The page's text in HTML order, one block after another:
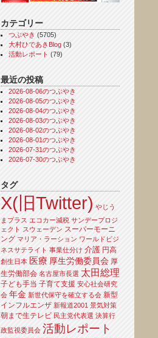
カテゴリー
つぶやき (5705)
大村ひであきBlog (3)
活動レポート (79)
最近の投稿
2026-08-06のつぶやき
2026-08-05のつぶやき
2026-08-04のつぶやき
2026-08-03のつぶやき
2026-08-02のつぶやき
2026-08-01のつぶやき
2026-07-31のつぶやき
2026-07-30のつぶやき
タグ
X(旧Twitter) やじう
まプラス エコカー減税 サンデープロジ
ェクト スウェーデン スーパーモーニ
ング マリア・ラーション ワールドビジ
ネスサテライト 事業仕分け 介護 円高
創生日本 医療 厚生労働委員会 厚
生労働部会 名古屋市長選 太田総理
子ども手当 子育て支援 安心社会研究
会 年金 新世代保守を確立する会 新型
インフルエンザ 新報道2001 景気対策
朝まで生テレビ 民主党代表選 決算行
政監視委員会 活動レポート